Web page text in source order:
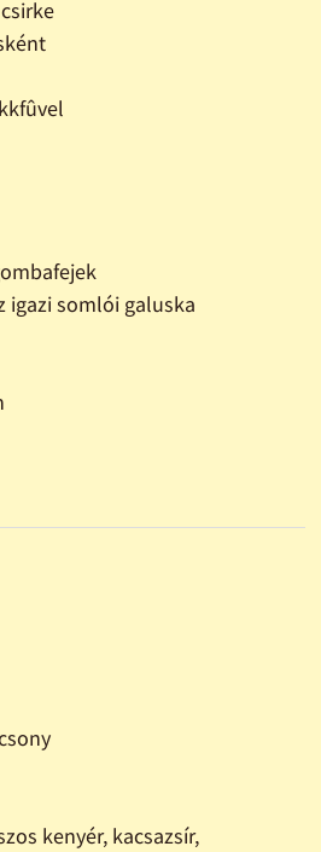
igazi somlói galuska
kenyér, kacsazsír,